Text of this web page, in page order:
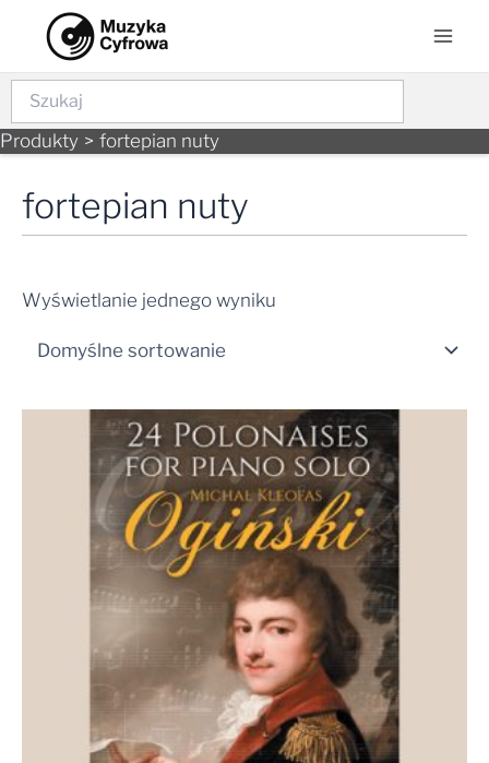
content
Szukaj
Produkty fortepian nuty
fortepian nuty
Wyświetlanie jednego wyniku